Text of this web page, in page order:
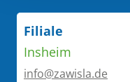
Filiale
Insheim
info@zawisla.de